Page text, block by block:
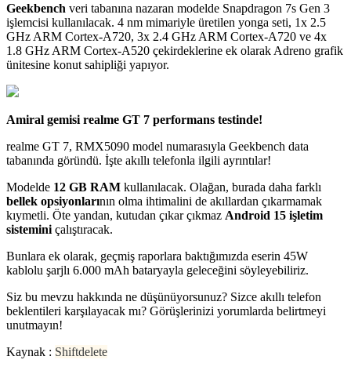
Geekbench veri tabanına nazaran modelde Snapdragon 7s Gen 3
işlemcisi kullanılacak. 4 nm mimariyle üretilen yonga seti, 1x 2.5
GHz ARM Cortex-A720, 3x 2.4 GHz ARM Cortex-A720 ve 4x
1.8 GHz ARM Cortex-A520 çekirdeklerine ek olarak Adreno grafik
ünitesine konut sahipliği yapıyor.
Amiral gemisi realme GT 7 performans testinde!
realme GT 7, RMX5090 model numarasıyla Geekbench data
tabanında göründü. İşte akıllı telefonla ilgili ayrıntılar!
Modelde 12 GB RAM kullanılacak. Olağan, burada daha farklı
bellek opsiyonlarının olma ihtimalini de akıllardan çıkarmamak
kıymetli. Öte yandan, kutudan çıkar çıkmaz Android 15 işletim
sistemini çalıştıracak.
Bunlara ek olarak, geçmiş raporlara baktığımızda eserin 45W
kablolu şarjlı 6.000 mAh bataryayla geleceğini söyleyebiliriz.
Siz bu mevzu hakkında ne düşünüyorsunuz? Sizce akıllı telefon
beklentileri karşılayacak mı? Görüşlerinizi yorumlarda belirtmeyi
unutmayın!
Kaynak : Shiftdelete